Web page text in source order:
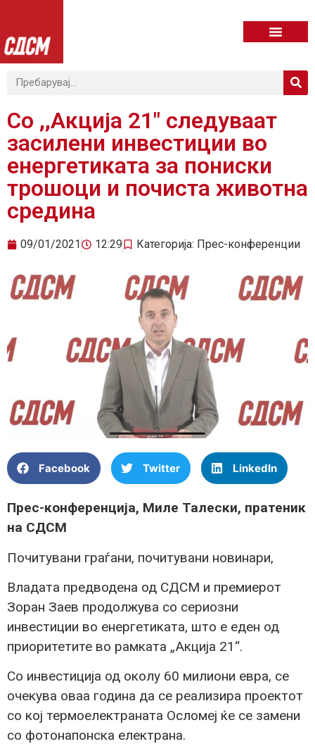
Со ,,Акција 21″ следуваат
засилени инвестиции во
енергетиката за пониски
трошоци и почиста животна
средина
09/01/2021 12:29 Категорија: Прес-конференции
Facebook Twitter LinkedIn
Прес-конференција, Миле Талески, пратеник
на СДСМ
Почитувани граѓани, почитувани новинари,
Владата предводена од СДСМ и премиерот
Зоран Заев продолжува со сериозни
инвестиции во енергетиката, што е еден од
приоритетите во рамката „Акција 21“.
Со инвестиција од околу 60 милиони евра, се
очекува оваа година да се реализира проектот
со кој термоелектраната Осломеј ќе се замени
со фотонапонска електрана.